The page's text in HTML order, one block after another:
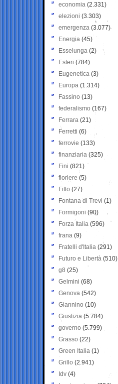
economia (2.331)
elezioni (3.303)
emergenza (3.077)
Energia (45)
Esselunga (2)
Esteri (784)
Eugenetica (3)
Europa (1.314)
Fassino (13)
federalismo (167)
Ferrara (21)
Ferretti (6)
ferrovie (133)
finanziaria (325)
Fini (821)
fioriere (5)
Fitto (27)
Fontana di Trevi (1)
Formigoni (90)
Forza Italia (596)
frana (9)
Fratelli d'Italia (291)
Futuro e Libertà (510)
g8 (25)
Gelmini (68)
Genova (542)
Giannino (10)
Giustizia (5.784)
governo (5.799)
Grasso (22)
Green Italia (1)
Grillo (2.941)
Idv (4)